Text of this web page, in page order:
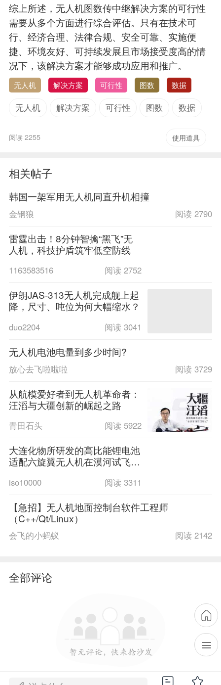
综上所述，无人机图数传中继解决方案的可行性
需要从多个方面进行综合评估。只有在技术可
行、经济合理、法律合规、安全可靠、实施便
捷、环境友好、可持续发展且市场接受度高的情
况下，该解决方案才能够成功应用和推广。
无人机 解决方案 可行性 图数 数据
无人机 解决方案 可行性 图数 数据
阅读 2255 使用道具
相关帖子
韩国一架军用无人机同直升机相撞
金钢狼 阅读 2790
雷霆出击！8分钟智擒“黑飞”无
人机，科技护盾筑牢低空防线
1163583516 阅读 2752
伊朗JAS-313无人机完成舰上起
降，尺寸、吨位为何大幅缩水？
duo2204 阅读 3041
无人机电池电量到多少时间?
放心去飞啦啦啦 阅读 3729
从航模爱好者到无人机革命者：
汪滔与大疆创新的崛起之路
青田石头 阅读 5922
大连化物所研发的高比能锂电池
适配六旋翼无人机在漠河试飞成
iso10000 阅读 3311
【急招】无人机地面控制台软件工程师
（C++/Qt/Linux）
会飞的小蚂蚁 阅读 2142
全部评论